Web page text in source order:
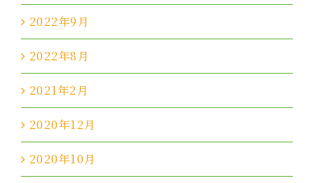
2022年9月
2022年8月
2021年2月
2020年12月
2020年10月